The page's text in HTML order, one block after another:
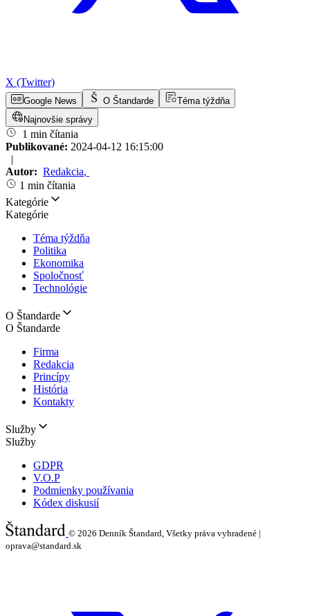
X (Twitter)
Google News O Štandarde
Téma týždňa
Najnovšie správy
1 min čítania
Publikované: 2024-04-12 16:15:00
|
Autor: Redakcia,
1 min čítania
Kategórie
Kategórie
Téma týždňa
Politika
Ekonomika
Spoločnosť
Technológie
O Štandarde
O Štandarde
Firma
Redakcia
Princípy
História
Kontakty
Služby
Služby
GDPR
V.O.P
Podmienky používania
Kódex diskusií
© 2026 Denník Štandard, Všetky práva vyhradené |
oprava@standard.sk